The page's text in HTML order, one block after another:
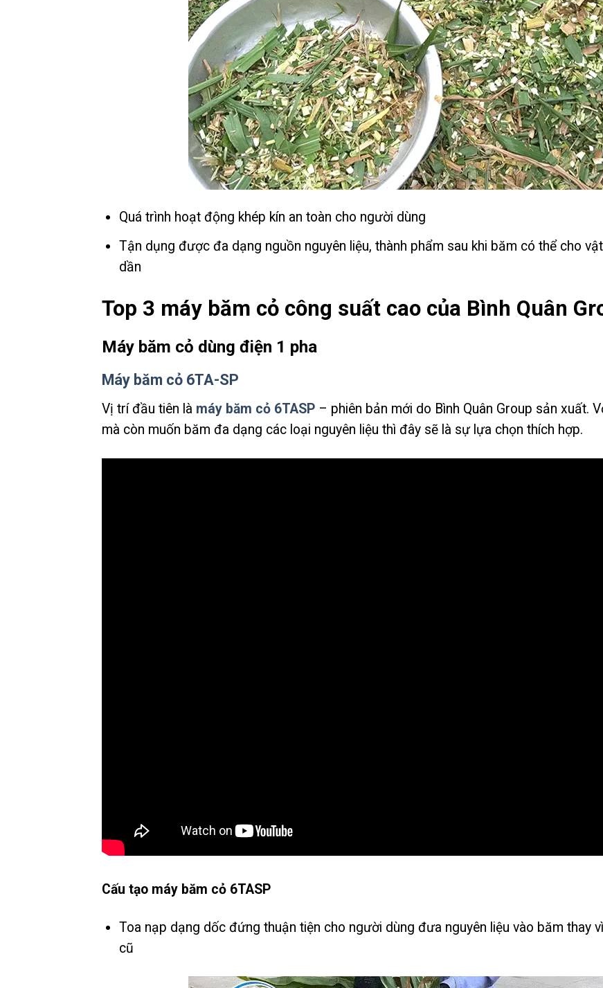
Quá trình hoạt động khép kín an toàn cho người dùng
Tận dụng được đa dạng nguồn nguyên liệu, thành phẩm sau khi băm có thể cho
dần
Top 3 máy băm cỏ công suất cao của Bình Quân
Máy băm cỏ dùng điện 1 pha
Máy băm cỏ 6TA-SP
Vị trí đầu tiên là máy băm cỏ 6TASP – phiên bản mới do Bình Quân Group sản xuất.
mà còn muốn băm đa dạng các loại nguyên liệu thì đây sẽ là sự lựa chọn thích hợp.
Cấu tạo máy băm cỏ 6TASP
Toa nạp dạng dốc đứng thuận tiện cho người dùng đưa nguyên liệu vào băm thay
cũ